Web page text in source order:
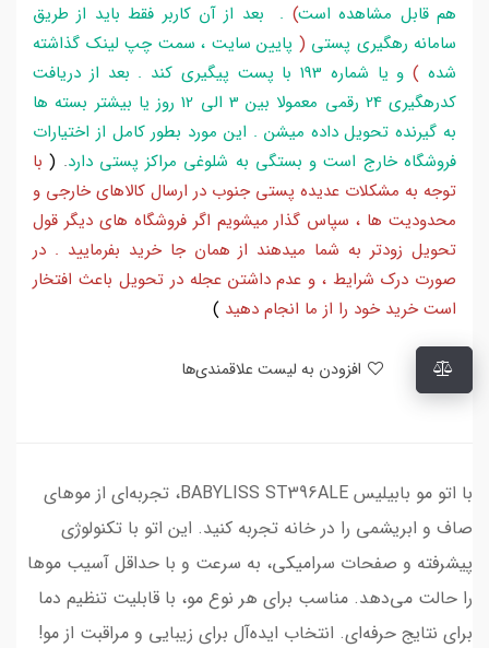
هم قابل مشاهده است) . بعد از آن کاربر فقط باید از طریق
سامانه رهگیری پستی ( پایین سایت ، سمت چپ لینک گذاشته
شده )
و یا شماره 193 با پست پیگیری کند . بعد از دریافت
کدرهگیری 24 رقمی معمولا بین 3 الی 12 روز یا بیشتر بسته ها
به گیرنده تحویل داده میشن . این مورد بطور کامل از اختیارات
فروشگاه خارج است و بستگی به شلوغی مراکز پستی دارد.
(با
توجه به مشکلات عدیده پستی جنوب در ارسال کالاهای خارجی و
محدودیت ها ، سپاس گذار میشویم اگر فروشگاه های دیگر قول
تحویل زودتر به شما میدهند از همان جا خرید بفرمایید . در
صورت درک شرایط ، و عدم داشتن عجله در تحویل باعث افتخار
است خرید خود را از ما انجام دهید )
با اتو مو بابیلیس BABYLISS ST396ALE، تجربه‌ای از موهای
صاف و ابریشمی را در خانه تجربه کنید. این اتو با تکنولوژی
پیشرفته و صفحات سرامیکی، به سرعت و با حداقل آسیب موها
را حالت می‌دهد. مناسب برای هر نوع مو، با قابلیت تنظیم دما
برای نتایج حرفه‌ای. انتخاب ایده‌آل برای زیبایی و مراقبت از مو!